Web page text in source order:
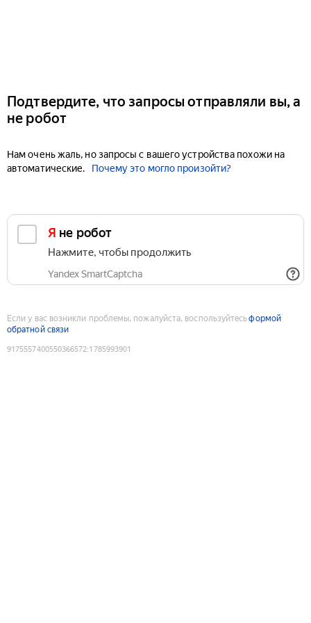
Подтвердите, что запросы отправляли вы, а
не робот
Нам очень жаль, но запросы с вашего устройства похожи на
автоматические.
Почему это могло произойти?
Я не робот
Нажмите, чтобы продолжить
Yandex SmartCaptcha
Если у вас возникли проблемы, пожалуйста, воспользуйтесьформой
обратной связи
9175557400550366572:1785993901